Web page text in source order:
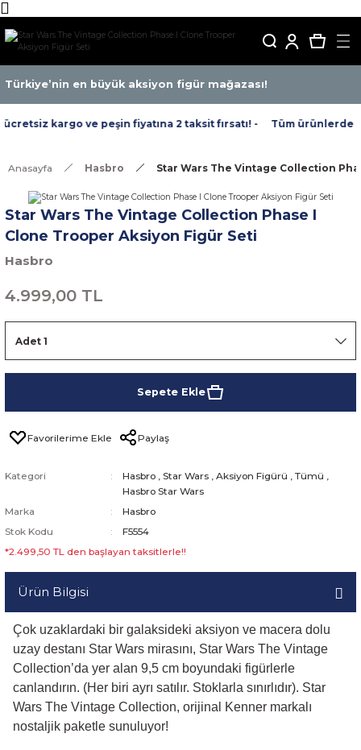
Türkiye’nin en büyük aksiyon figür mağazası!
kargo ve peşin fiyatına 2 taksit fırsatı! - Tüm ürünlerde
Anasayfa Hasbro Star Wars The Vintage Collection
Star Wars The Vintage Collection Phase I
Clone Trooper Aksiyon Figür Seti
Hasbro
4.999,00 TL
Sepete Ekle
Paylaş
Kategori Hasbro , Star Wars , Aksiyon Figürü , Tümü ,
Hasbro Star Wars
Marka
Hasbro
Stok Kodu
F5554
*2.499,50 TL den başlayan taksitlerle!!
Ürün Bilgisi
Çok uzaklardaki bir galaksideki aksiyon ve macera dolu
uzay destanı Star Wars mirasını, Star Wars The Vintage
Collection’da yer alan 9,5 cm boyundaki figürlerle
canlandırın. (Her biri ayrı satılır. Stoklarla sınırlıdır). Star
Wars The Vintage Collection, orijinal Kenner markalı
nostaljik paketle sunuluyor!